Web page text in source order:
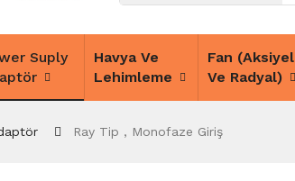
Suply
Havya Ve
Lehimleme
Fan (Aksiyel
Ve Radyal)
Ray Tip , Monofaze Giriş